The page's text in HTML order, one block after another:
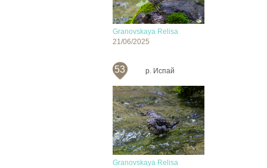
Granovskaya Relisa
21/06/2025
53 р. Испай
Granovskaya Relisa